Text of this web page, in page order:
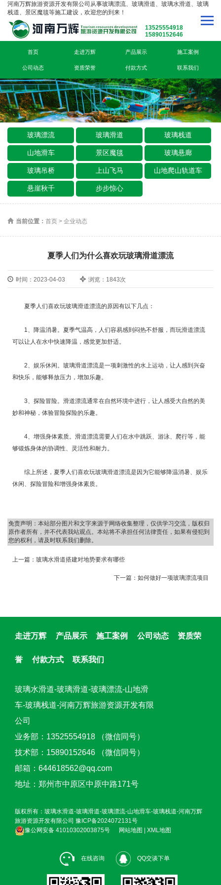
河南万辉旅游资源开发有限公司从事玻璃漂流、玻璃滑道、玻璃水滑道、玻璃
栈道、景区魔毯等施工建设，欢迎您的到来！
13525554918
15890152646
首页 走进万辉 产品展示 施工案例
公司动态 资质荣誉 付款方式 联系我们
玻璃漂流 玻璃滑道 玻璃栈道
山地滑车 景区魔毯 玻璃悬廊
玻璃吊桥 上山飞马 山地爬山轨道车
悬崖秋千 步步惊心
当前位置： 首页 > 企业动态
夏季人们为什么喜欢玩玻璃滑道漂流
时间：2023-04-03 浏览：1843次
夏季人们喜欢玩玻璃滑道漂流的原因有以下几点：
1、降温消暑。夏季气温高，人们容易感到闷热不舒服，而玩滑道漂流
可以让人在水中快速降温，感觉更加舒适。
2、娱乐休闲。玻璃滑道漂流是一项刺激性的水上运动，让人感到兴奋
和快乐，能够释放压力，增加乐趣。
3、探险冒险。滑道漂流通常在自然环境中进行，让人感受大自然的美
妙和神秘，体验冒险探险的乐趣。
4、增强身体素质。滑道漂流需要人们在水中跳跃、游泳、爬行等，能
够锻炼身体的协调性、灵活性和耐力。
综上所述，夏季人们喜欢玩玻璃滑道漂流是因为它能够降温消暑、娱乐
休闲、探险冒险和增强身体素质。
免责声明：本站部分图片和文字来源于网络收集整理，仅供学习交流，版权归
原作者所有，并不代表我站观点。本站将不承担任何法律责任，如果有侵犯到
您的权利，请及时联系我们删除。
上一篇： 玻璃水滑道搭建对地势要求有哪些
下一篇： 如何做好一项玻璃漂流项目
走进万辉 产品展示 施工案例 公司动态 资质荣
誉 付款方式 联系我们
玻璃水滑道-玻璃滑道-玻璃漂流-山地滑
车-玻璃栈道-河南万辉旅游资源开发有限
公司
业务部：13525554918 （微信同号）
技术部：15890152646 （微信同号）
邮箱：644618562@qq.com
地址：郑州市中原区中原中路171号
版权所有：玻璃水滑道-玻璃滑道-玻璃漂流-山地滑车-玻璃栈道-河南万辉
旅游资源开发有限公司 豫ICP备2024072131号
豫公网安备 41010302003875号
网站地图 | XML地图
在线咨询 QQ交谈下单